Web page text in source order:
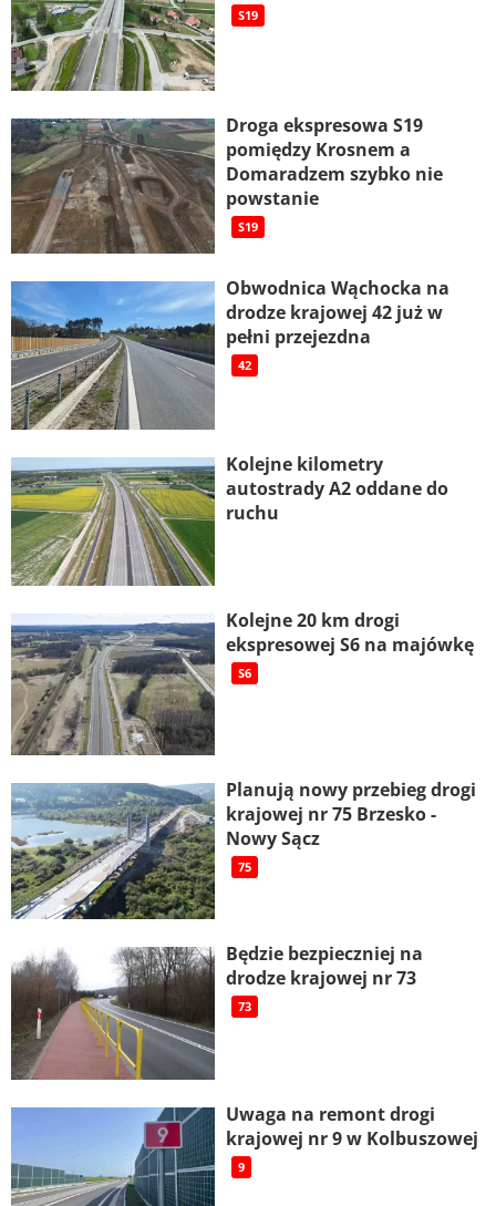
S19
Droga ekspresowa S19
pomiędzy Krosnem a
Domaradzem szybko nie
powstanie
S19
Obwodnica Wąchocka na
drodze krajowej 42 już w
pełni przejezdna
42
Kolejne kilometry
autostrady A2 oddane do
ruchu
Kolejne 20 km drogi
ekspresowej S6 na majówkę
S6
Planują nowy przebieg drogi
krajowej nr 75 Brzesko -
Nowy Sącz
75
Będzie bezpieczniej na
drodze krajowej nr 73
73
Uwaga na remont drogi
krajowej nr 9 w Kolbuszowej
9